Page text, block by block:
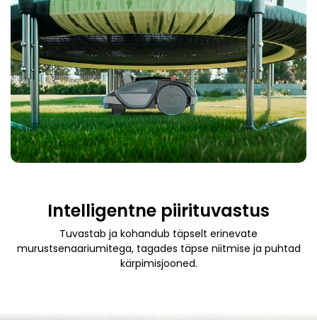
Intelligentne piirituvastus
Tuvastab ja kohandub täpselt erinevate
murustsenaariumitega, tagades täpse niitmise ja puhtad
kärpimisjooned.